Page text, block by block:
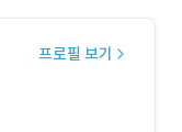
프로필 보기